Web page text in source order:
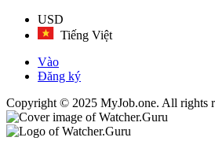
USD
Tiếng Việt
Vào
Đăng ký
Copyright © 2025 MyJob.one. All rights